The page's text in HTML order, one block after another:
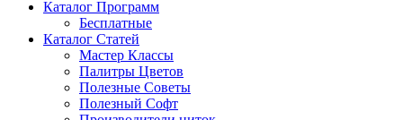
Каталог Программ
Бесплатные
Каталог Статей
Мастер Классы
Палитры Цветов
Полезные Советы
Полезный Софт